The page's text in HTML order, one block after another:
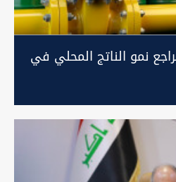
نمو الناتج المحلي في